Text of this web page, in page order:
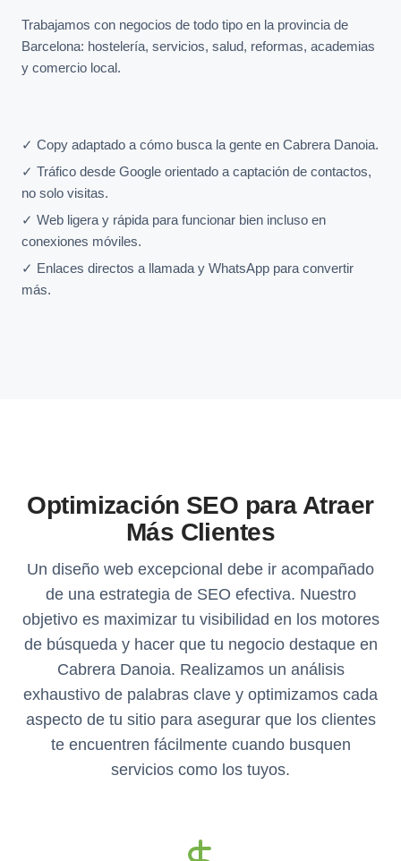
Trabajamos con negocios de todo tipo en la provincia de
Barcelona: hostelería, servicios, salud, reformas, academias
y comercio local.
✓ Copy adaptado a cómo busca la gente en Cabrera Danoia.
✓ Tráfico desde Google orientado a captación de contactos,
no solo visitas.
✓ Web ligera y rápida para funcionar bien incluso en
conexiones móviles.
✓ Enlaces directos a llamada y WhatsApp para convertir
más.
Optimización SEO para Atraer
Más Clientes
Un diseño web excepcional debe ir acompañado
de una estrategia de SEO efectiva. Nuestro
objetivo es maximizar tu visibilidad en los motores
de búsqueda y hacer que tu negocio destaque en
Cabrera Danoia. Realizamos un análisis
exhaustivo de palabras clave y optimizamos cada
aspecto de tu sitio para asegurar que los clientes
te encuentren fácilmente cuando busquen
servicios como los tuyos.